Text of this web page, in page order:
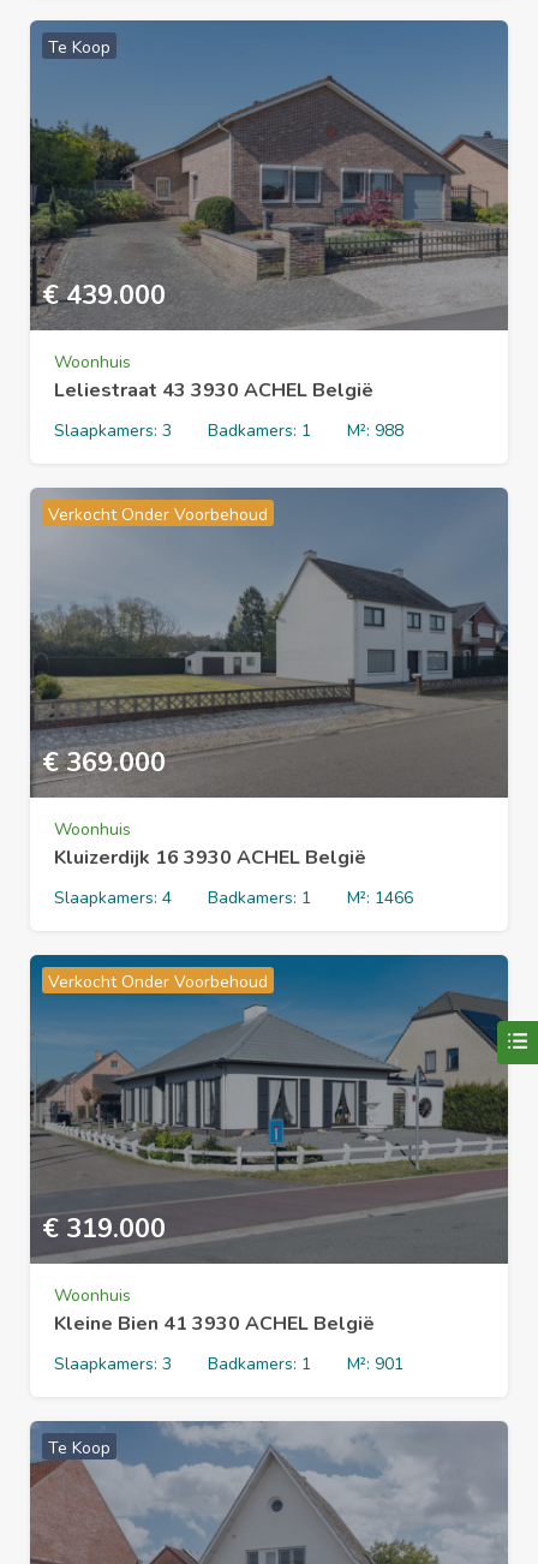
Te Koop
€ 439.000
Woonhuis
Leliestraat 43 3930 ACHEL België
Slaapkamers: 3 Badkamers: 1 M²: 988
Verkocht Onder Voorbehoud
€ 369.000
Woonhuis
Kluizerdijk 16 3930 ACHEL België
Slaapkamers: 4 Badkamers: 1 M²: 1466
Verkocht Onder Voorbehoud
€ 319.000
Woonhuis
Kleine Bien 41 3930 ACHEL België
Slaapkamers: 3 Badkamers: 1 M²: 901
Te Koop